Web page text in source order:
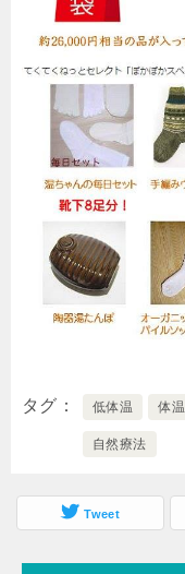
タグ 低体温 体温
自然療法
Tweet